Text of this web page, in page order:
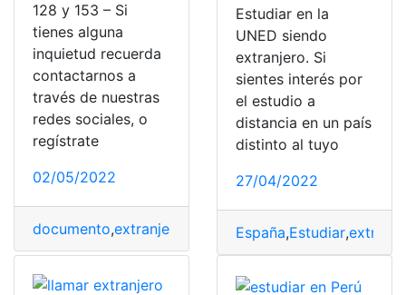
128 y 153 – Si
tienes alguna
inquietud recuerda
contactarnos a
través de nuestras
redes sociales, o
regístrate
02/05/2022
documento,extranjero Formulario,programa,Puerto
Estudiar en la
UNED siendo
extranjero. Si
sientes interés por
el estudio a
distancia en un país
distinto al tuyo
27/04/2022
España,Estudiar,